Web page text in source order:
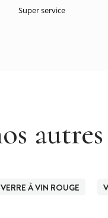
Super service
autres
VERRE À VIN ROUGE